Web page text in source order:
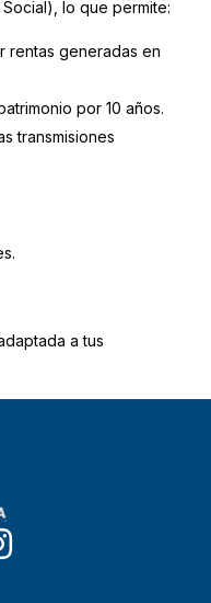
lo que permite:
rentas generadas en
por 10 años.
transmisiones
a tus